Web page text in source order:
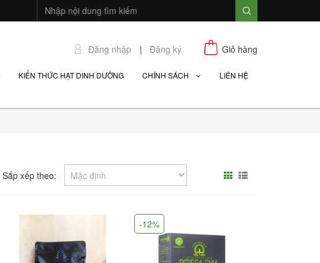
Đăng nhập | Đăng ký Giỏ hàng
KIẾN THỨC HẠT DINH DƯỠNG CHÍNH SÁCH LIÊN HỆ
Sắp xếp theo:
-12%